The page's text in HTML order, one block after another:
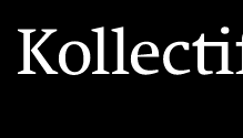
Aller à la page d'accueil
Logo Kollectif